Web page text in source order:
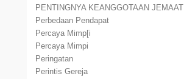
PENTINGNYA KEANGGOTAAN JEMAAT
Perbedaan Pendapat
Percaya Mimp[i
Percaya Mimpi
Peringatan
Perintis Gereja